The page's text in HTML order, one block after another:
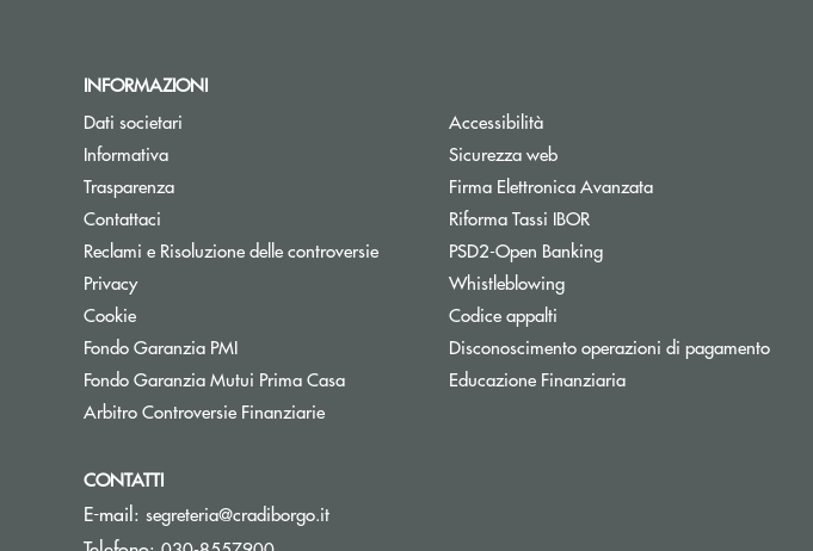
INFORMAZIONI
Dati societari
Informativa
Trasparenza
Contattaci
Reclami e Risoluzione delle controversie
Privacy
Cookie
Fondo Garanzia PMIApre una nuova finestra
Fondo Garanzia Mutui Prima CasaApre una nuova finestra
Arbitro Controversie FinanziarieApre una nuova finestra
Accessibilità
Sicurezza web
Firma Elettronica Avanzata
Riforma Tassi IBORApre una nuova finestra
PSD2-Open BankingApre una nuova finestra
Whistleblowing
Codice appalti
Disconoscimento operazioni di pagamento
Educazione Finanziaria
CONTATTI
E-mail: segreteria@cradiborgo.it(si apre l’app di posta elettronica)